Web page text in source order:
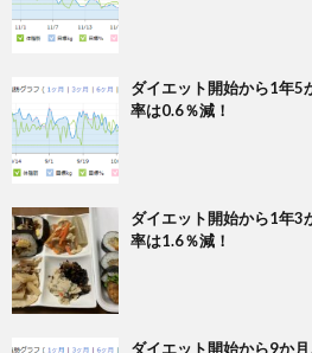
ダイエット開始から1年5
率は0.6％減！
ダイエット開始から1年3
率は1.6％減！
ダイエット開始から9か